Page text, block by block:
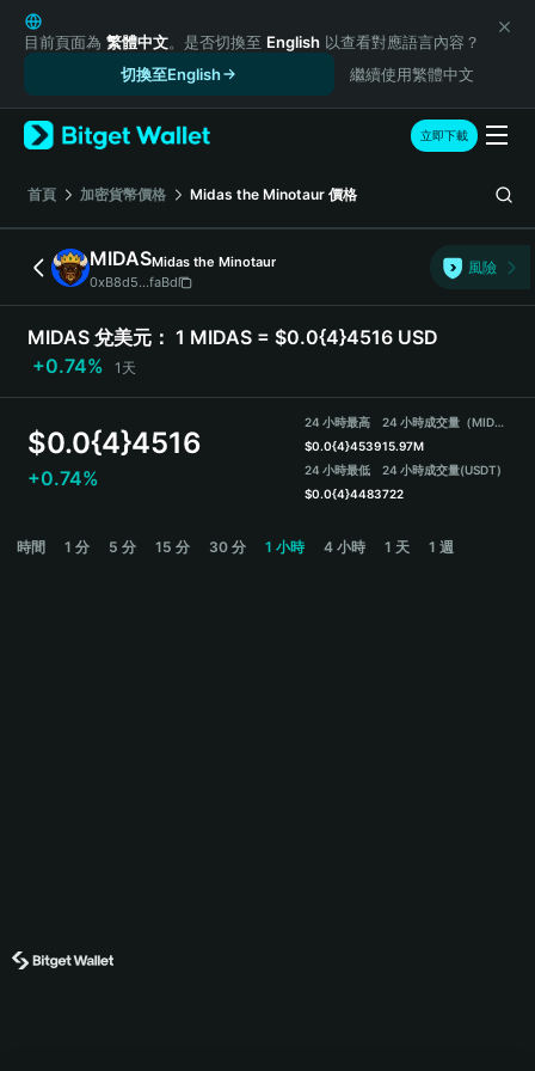
English
日本語
Русский
Español (Latinoamérica)
Türkçe
Italiano
Deutsch
简体中文
繁體中文
Português (Portugal)
Bahasa Indonesia
Español
目前頁面為 繁體中文。是否切換至 English 以查看對應語言內容？
切換至English
繼續使用繁體中文
立即下載
首頁 加密貨幣價格 Midas the Minotaur 價格
MIDASMidas the Minotaur
0xB8d5...faBd
風險
MIDAS 兌美元： 1 MIDAS = $0.0{4}4516 USD
+0.74%
1天
$0.0{4}4516
+0.74%
24 小時最高
$0.0{4}4539
24 小時最低
$0.0{4}4483
24 小時成交量（MIDAS）
15.97M
24 小時成交量(USDT)
722
時間 1 分 5 分 15 分 30 分 1 小時 4 小時 1 天 1 週